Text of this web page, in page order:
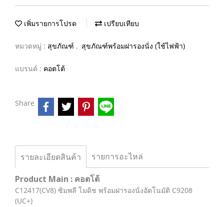
เพิ่มรายการโปรด เปรียบเทียบ
หมวดหมู่ : สุขภัณฑ์ , สุขภัณฑ์พร้อมฝารองนั่ง (ใช้ไฟฟ้า)
แบรนด์ : คอตโต้
Share
รายละเอียดสินค้า รายการอะไหล่
Product Main : คอตโต้
C12417(CV8) ซิมพลี โมดิช พร้อมฝารองนั่งอัตโนมัติ C9208
(UC+)